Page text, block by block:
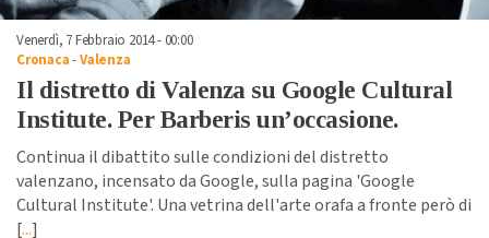
Venerdì, 7 Febbraio 2014 - 00:00
Cronaca-Valenza
Il distretto di Valenza su Google Cultural
Institute. Per Barberis un’occasione.
Continua il dibattito sulle condizioni del distretto
valenzano, incensato da Google, sulla pagina 'Google
Cultural Institute'. Una vetrina dell'arte orafa a fronte però di
[...]